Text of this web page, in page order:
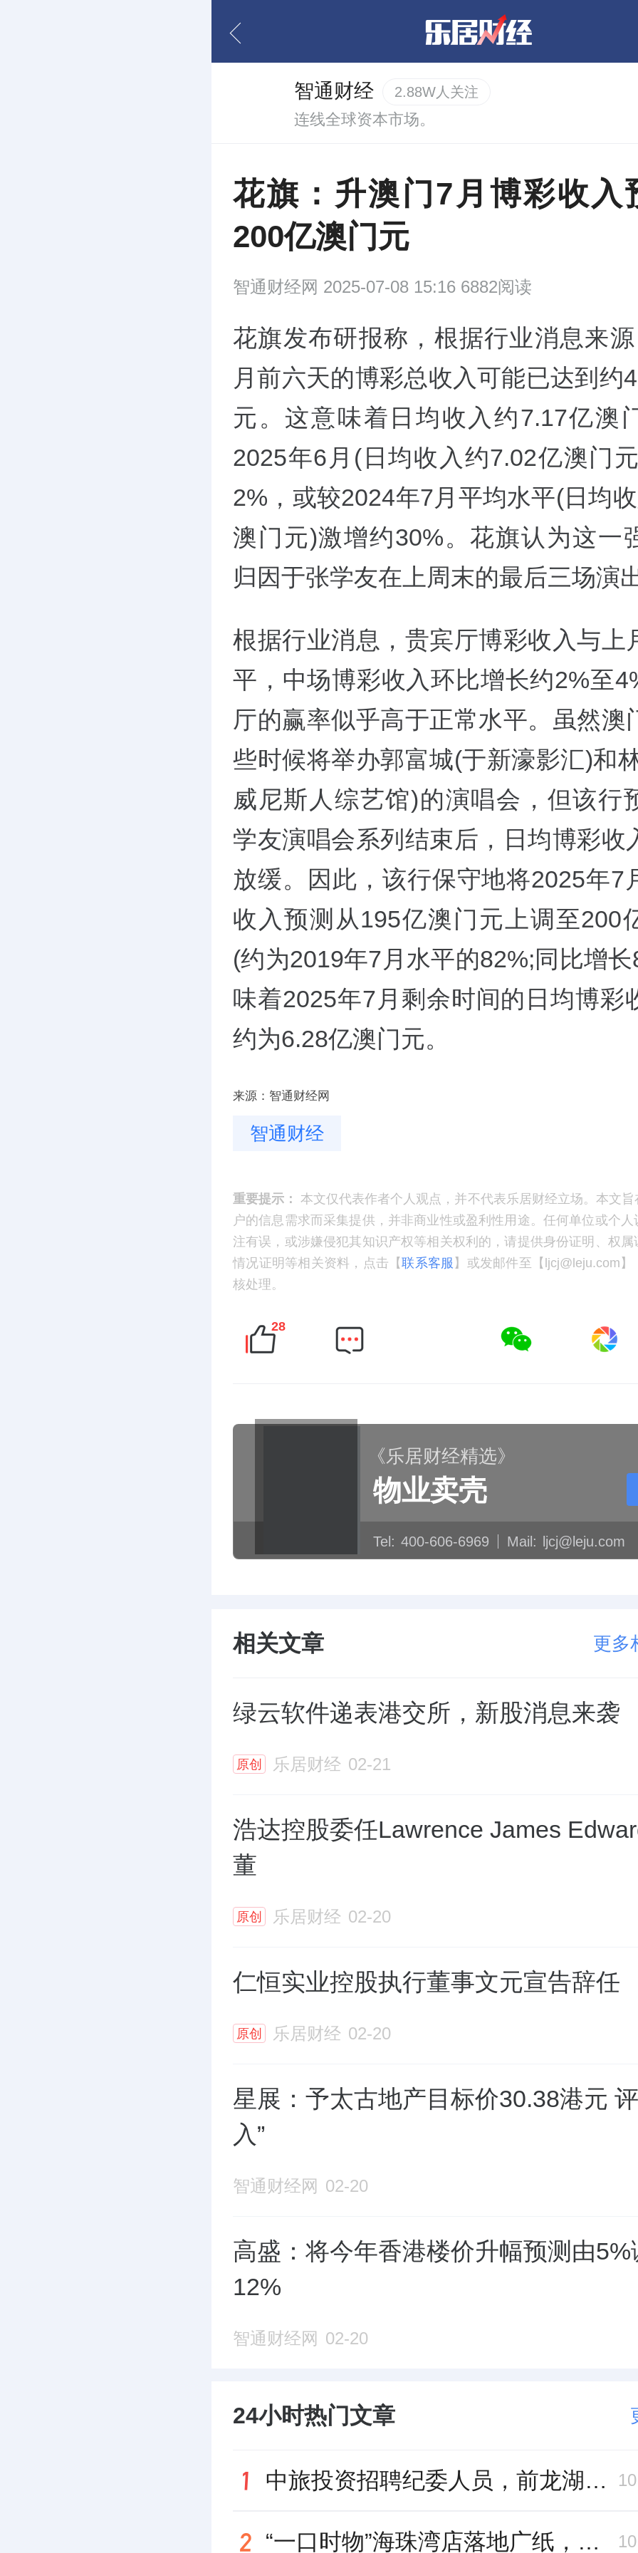
智通财经 2.88W人关注
连线全球资本市场。
花旗：升澳门7月博彩收入
200亿澳门元
智通财经网 2025-07-08 15:16 6882阅读
花旗发布研报称，根据行业消息来
月前六天的博彩总收入可能已达到约
元。这意味着日均收入约7.17亿澳
2025年6月(日均收入约7.02亿澳门
2%，或较2024年7月平均水平(日均
澳门元)激增约30%。花旗认为这一
归因于张学友在上周末的最后三场演
根据行业消息，贵宾厅博彩收入与上
平，中场博彩收入环比增长约2%至
厅的赢率似乎高于正常水平。虽然澳
些时候将举办郭富城(于新濠影汇)和
威尼斯人综艺馆)的演唱会，但该行
学友演唱会系列结束后，日均博彩收
放缓。因此，该行保守地将2025年7
收入预测从195亿澳门元上调至200
(约为2019年7月水平的82%;同比增
味着2025年7月剩余时间的日均博彩
约为6.28亿澳门元。
来源：智通财经网
智通财经
重要提示：
本文仅代表作者个人观点，并不代表乐居财经立场。本文
户的信息需求而采集提供，并非商业性或盈利性用途。任何单位或个
注有误，或涉嫌侵犯其知识产权等相关权利的，请提供身份证明、权
情况证明等相关资料，点击【联系客服 】或发邮件至【ljcj@leju.com
核处理。
28
《乐居财经精选》
物业卖壳
Tel: 400-606-6969 Mail: ljcj@leju.com
相关文章 更多
绿云软件递表港交所，新股消息来袭
原创 乐居财经 02-21
浩达控股委任Lawrence James
董
原创 乐居财经 02-20
仁恒实业控股执行董事文元宣告辞任
原创 乐居财经 02-20
星展：予太古地产目标价30.38港元
入”
智通财经网 02-20
高盛：将今年香港楼价升幅预测由5%
12%
智通财经网 02-20
24小时热门文章
中旅投资招聘纪委人员，前龙湖副总裁胡若翔掌舵
“一口时物”海珠湾店落地广纸，越秀地产以“新鲜现制”商业新场景打造社区高品质生活